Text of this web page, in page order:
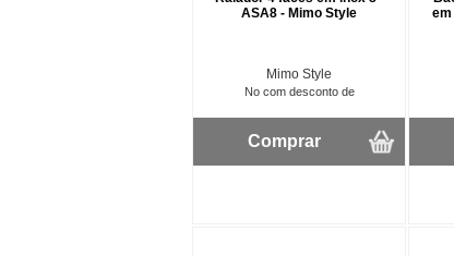
ASA8 - Mimo Style
Mimo Style
No com desconto de
Comprar
em